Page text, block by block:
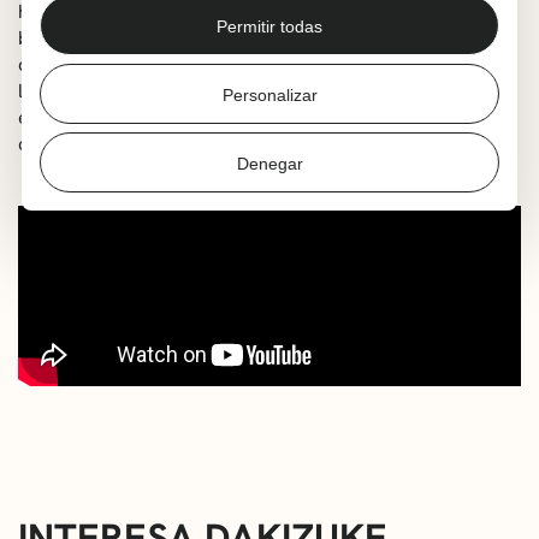
Permitir todas
Personalizar
Denegar
horietako baten urtebetetzea ospatzeko jolas-parke
batera joango dira. Hara iritsitakoan, urtebetetzea
desagertu egin dela konturatzen dira. Nur eta bere
lagunak abentura batean murgilduko dira hura bilatzeko,
eta aurkitu ahal izateko, enigmak konpondu eta
dragoiaren bederatzi ateak zeharkatu beharko dituzte.